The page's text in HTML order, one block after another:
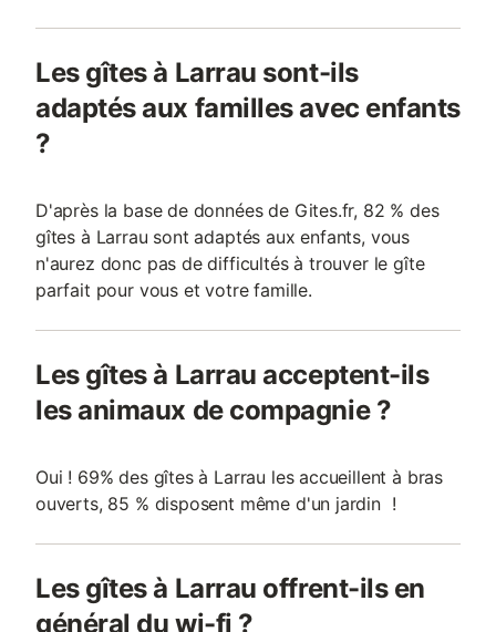
Les gîtes à Larrau sont-ils
adaptés aux familles avec enfants
?
D'après la base de données de Gites.fr, 82 % des
gîtes à Larrau sont adaptés aux enfants, vous
n'aurez donc pas de difficultés à trouver le gîte
parfait pour vous et votre famille.
Les gîtes à Larrau acceptent-ils
les animaux de compagnie ?
Oui ! 69% des gîtes à Larrau les accueillent à bras
ouverts, 85 % disposent même d'un jardin !
Les gîtes à Larrau offrent-ils en
général du wi-fi ?